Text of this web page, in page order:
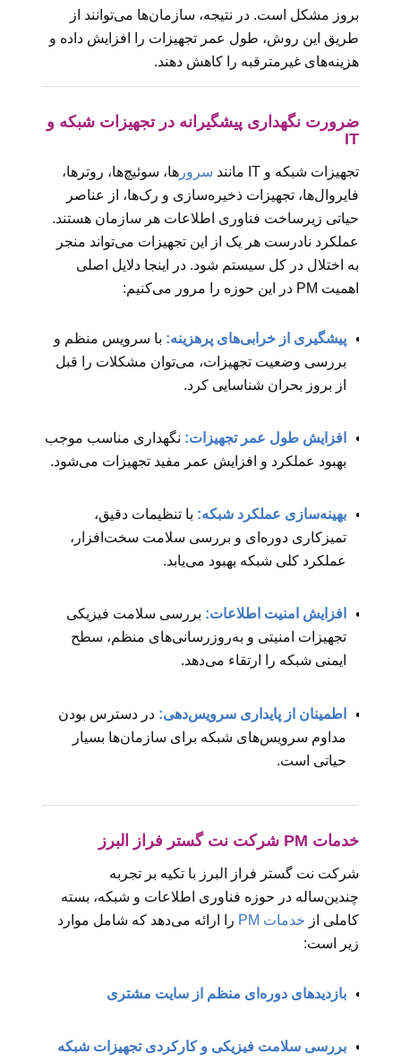
بروز مشکل است. در نتیجه، سازمان‌ها می‌توانند از
طریق این روش، طول عمر تجهیزات را افزایش داده و
هزینه‌های غیرمترقبه را کاهش دهند.
ضرورت نگهداری پیشگیرانه در تجهیزات شبکه و
IT
تجهیزات شبکه و IT مانند سرورها، سوئیچ‌ها، روترها،
فایروال‌ها، تجهیزات ذخیره‌سازی و رک‌ها، از عناصر
حیاتی زیرساخت فناوری اطلاعات هر سازمان هستند.
عملکرد نادرست هر یک از این تجهیزات می‌تواند منجر
به اختلال در کل سیستم شود. در اینجا دلایل اصلی
اهمیت PM در این حوزه را مرور می‌کنیم:
پیشگیری از خرابی‌های پرهزینه: با سرویس منظم و
بررسی وضعیت تجهیزات، می‌توان مشکلات را قبل
از بروز بحران شناسایی کرد.
افزایش طول عمر تجهیزات: نگهداری مناسب موجب
بهبود عملکرد و افزایش عمر مفید تجهیزات می‌شود.
بهینه‌سازی عملکرد شبکه: با تنظیمات دقیق،
تمیزکاری دوره‌ای و بررسی سلامت سخت‌افزار،
عملکرد کلی شبکه بهبود می‌یابد.
افزایش امنیت اطلاعات: بررسی سلامت فیزیکی
تجهیزات امنیتی و به‌روزرسانی‌های منظم، سطح
ایمنی شبکه را ارتقاء می‌دهد.
اطمینان از پایداری سرویس‌دهی: در دسترس بودن
مداوم سرویس‌های شبکه برای سازمان‌ها بسیار
حیاتی است.
خدمات PM شرکت نت گستر فراز البرز
شرکت نت گستر فراز البرز با تکیه بر تجربه
چندین‌ساله در حوزه فناوری اطلاعات و شبکه، بسته
کاملی از خدمات PM
را ارائه می‌دهد که شامل موارد
زیر است:
بازدیدهای دوره‌ای منظم از سایت مشتری
بررسی سلامت فیزیکی و کارکردی تجهیزات شبکه